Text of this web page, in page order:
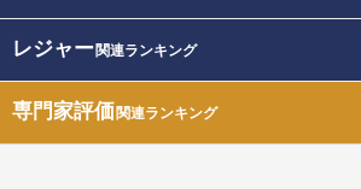
レジャー関連ランキング
専門家評価関連ランキング